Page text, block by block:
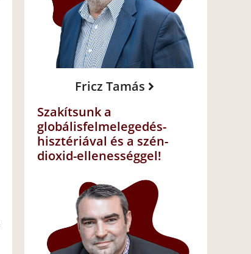
Fricz Tamás
Szakítsunk a
globálisfelmelegedés-
hisztériával és a szén-
dioxid-ellenességgel!